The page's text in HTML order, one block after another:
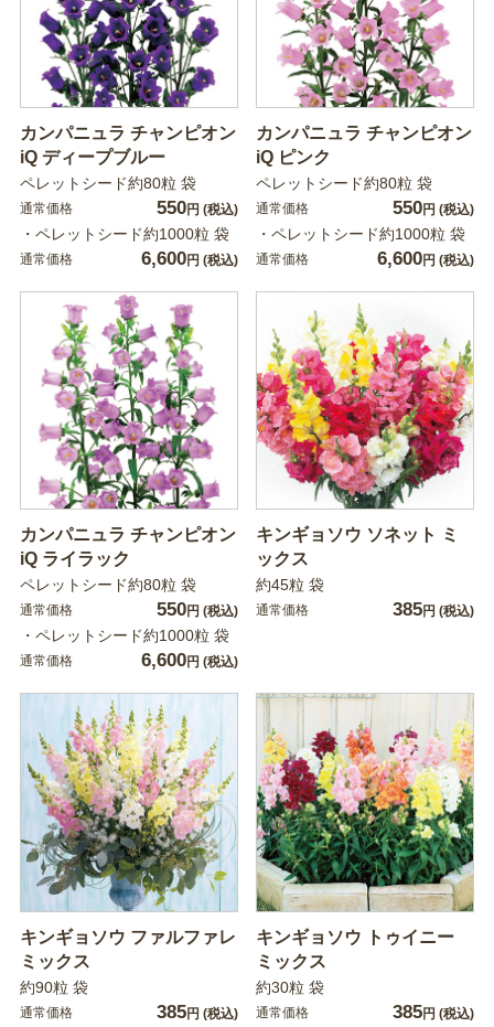
カンパニュラ チャンピオン
iQ ディープブルー
ペレットシード約80粒 袋
通常価格 550円 (税込)
・ペレットシード約1000粒 袋
通常価格 6,600円 (税込)
カンパニュラ チャンピオン
iQ ピンク
ペレットシード約80粒 袋
通常価格 550円 (税込)
・ペレットシード約1000粒 袋
通常価格 6,600円 (税込)
カンパニュラ チャンピオン
iQ ライラック
ペレットシード約80粒 袋
通常価格 550円 (税込)
・ペレットシード約1000粒 袋
通常価格 6,600円 (税込)
キンギョソウ ソネット ミ
ックス
約45粒 袋
通常価格 385円 (税込)
キンギョソウ ファルファレ
ミックス
約90粒 袋
通常価格 385円 (税込)
キンギョソウ トゥイニー
ミックス
約30粒 袋
通常価格 385円 (税込)